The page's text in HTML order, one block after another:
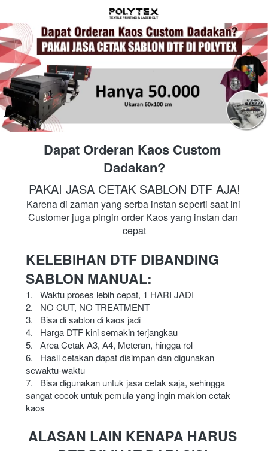
Dapat Orderan Kaos Custom
Dadakan?
PAKAI JASA CETAK SABLON DTF AJA!
Karena di zaman yang serba instan seperti saat ini
Customer juga pingin order Kaos yang instan dan
cepat
KELEBIHAN DTF DIBANDING
SABLON MANUAL:
1.   Waktu proses lebih cepat, 1 HARI JADI
2.   NO CUT, NO TREATMENT
3.   Bisa di sablon di kaos jadi
4.   Harga DTF kini semakin terjangkau
5.   Area Cetak A3, A4, Meteran, hingga rol
6.   Hasil cetakan dapat disimpan dan digunakan
sewaktu-waktu
7.   Bisa digunakan untuk jasa cetak saja, sehingga
sangat cocok untuk pemula yang ingin maklon cetak
kaos
ALASAN LAIN KENAPA HARUS